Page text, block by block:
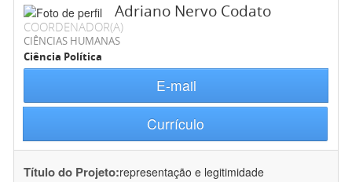
Adriano Nervo Codato
COORDENADOR(A)
CIÊNCIAS HUMANAS
Ciência Política
E-mail
Currículo
Título do Projeto:representação e legitimidade